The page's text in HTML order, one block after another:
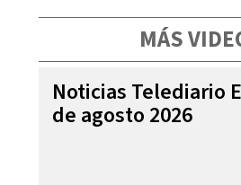
MÁS
Noticias Telediario
de agosto 2026